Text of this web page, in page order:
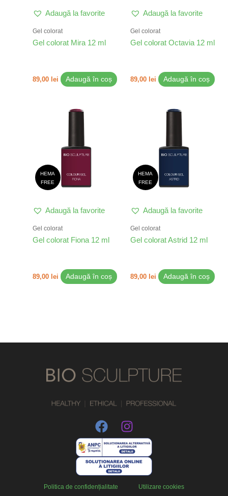
Adaugă la favorite
Gel colorat
Gel colorat Mira 12 ml
89,00 lei Adaugă în coș
Adaugă la favorite
Gel colorat
Gel colorat Octavia 12 ml
89,00 lei Adaugă în coș
HEMA
FREE
Adaugă la favorite
Gel colorat
Gel colorat Fiona 12 ml
89,00 lei Adaugă în coș
HEMA
FREE
Adaugă la favorite
Gel colorat
Gel colorat Astrid 12 ml
89,00 lei Adaugă în coș
Politica de confidențialitate
Utilizare cookies